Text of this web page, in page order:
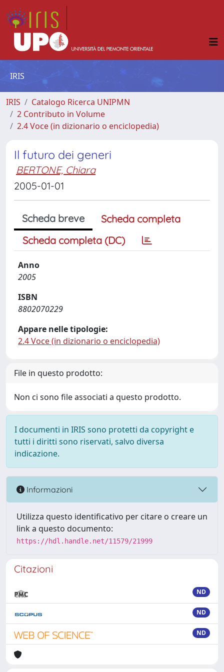
IRIS
IRIS
Catalogo Ricerca UNIPMN
2 Contributo in Volume
2.4 Voce (in dizionario o enciclopedia)
Il futuro dei generi
BERTONE, Chiara
2005-01-01
Scheda breve
Scheda completa
Scheda completa (DC)
Anno
2005
ISBN
8802070229
Appare nelle tipologie:
2.4 Voce (in dizionario o enciclopedia)
File in questo prodotto:
Non ci sono file associati a questo prodotto.
I documenti in IRIS sono protetti da copyright e
tutti i diritti sono riservati, salvo diversa
indicazione.
Informazioni
Utilizza questo identificativo per citare o creare un
link a questo documento:
https://hdl.handle.net/11579/21999
Citazioni
ND
ND
ND